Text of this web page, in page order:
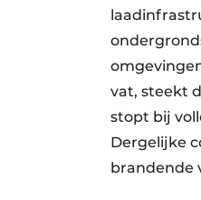
vat, steekt
stopt bij
Dergelijke
brandende